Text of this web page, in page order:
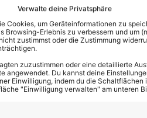
Verwalte deine Privatsphäre
Cookies, um Geräteinformationen zu
Browsing-Erlebnis zu verbessern und um
zustimmst oder die Zustimmung
zuzustimmen oder eine detaillierte
angewendet. Du kannst deine
Einwilligung, indem du die
"Einwilligung verwalten" am unteren